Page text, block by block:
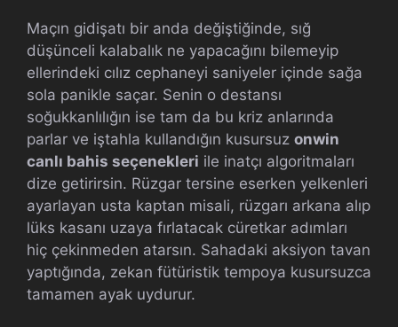
Maçın gidişatı bir anda değiştiğinde, sığ
düşünceli kalabalık ne yapacağını bilemeyip
ellerindeki cılız cephaneyi saniyeler içinde sağa
sola panikle saçar. Senin o destansı
soğukkanlılığın ise tam da bu kriz anlarında
parlar ve iştahla kullandığın kusursuz onwin
canlı bahis seçenekleri ile inatçı algoritmaları
dize getirirsin. Rüzgar tersine eserken yelkenleri
ayarlayan usta kaptan misali, rüzgarı arkana alıp
lüks kasanı uzaya fırlatacak cüretkar adımları
hiç çekinmeden atarsın. Sahadaki aksiyon tavan
yaptığında, zekan fütüristik tempoya kusursuzca
tamamen ayak uydurur.